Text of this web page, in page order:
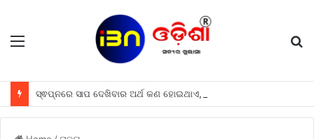
Menu
ସ୍ଵପ୍ନରେ ସାପ ଦେଖିବାର ଅର୍ଥ କଣ ହୋଇଥାଏ, ଜାଣନ୍ତୁ